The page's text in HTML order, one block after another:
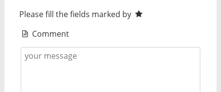
Please fill the fields marked by
Comment